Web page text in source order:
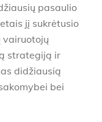
pasaulio
jį sukrėtusio
vairuotojų
strategiją ir
didžiausią
bei